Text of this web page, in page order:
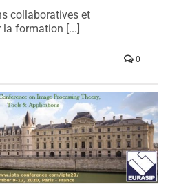
collaboratives et
formation [...]
0